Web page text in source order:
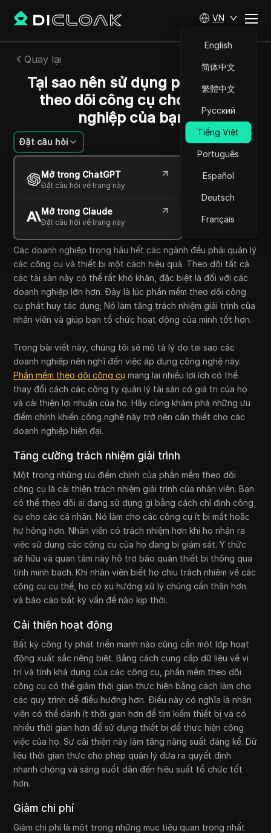
VN
English
简体中文
繁體中文
Русский
Tiếng Việt
Português
Español
Deutsch
Français
Quay lại
Tại sao nên sử dụng phần mềm
theo dõi công cụ cho doanh
nghiệp của bạn?
Đặt câu hỏi
Mở trong ChatGPT
Đặt câu hỏi về trang này
Mở trong Claude
Đặt câu hỏi về trang này
Sandra Anderson
10 Th10 2025 4 Đọc trong giây phút
Copy Link
Các doanh nghiệp trong hầu hết các ngành đều phải quản lý
các công cụ và thiết bị một cách hiệu quả. Theo dõi tất cả
các tài sản này có thể rất khó khăn, đặc biệt là đối với các
doanh nghiệp lớn hơn. Đây là lúc phần mềm theo dõi công
cụ phát huy tác dụng; Nó làm tăng trách nhiệm giải trình của
nhân viên và giúp bạn tổ chức hoạt động của mình tốt hơn.
Trong bài viết này, chúng tôi sẽ mô tả lý do tại sao các
doanh nghiệp nên nghĩ đến việc áp dụng công nghệ này.
Phần mềm theo dõi công cụ mang lại nhiều lợi ích có thể
thay đổi cách các công ty quản lý tài sản có giá trị của họ
và cải thiện lợi nhuận của họ. Hãy cùng khám phá những ưu
điểm chính khiến công nghệ này trở nên cần thiết cho các
doanh nghiệp hiện đại.
Tăng cường trách nhiệm giải trình
Một trong những ưu điểm chính của phần mềm theo dõi
công cụ là cải thiện trách nhiệm giải trình của nhân viên. Bạn
có thể theo dõi ai đang sử dụng gì bằng cách chỉ định công
cụ cho các cá nhân. Nó làm cho các công cụ ít bị mất hoặc
hư hỏng hơn. Nhân viên có trách nhiệm hơn khi họ nhận ra
việc sử dụng các công cụ của họ đang bị giám sát. Ý thức
sở hữu và quan tâm này hỗ trợ bảo quản thiết bị thông qua
tính minh bạch. Khi nhân viên biết họ chịu trách nhiệm về các
công cụ cụ thể, họ có xu hướng xử lý chúng cẩn thận hơn
và báo cáo bất kỳ vấn đề nào kịp thời.
Cải thiện hoạt động
Bất kỳ công ty phát triển mạnh nào cũng cần một lớp hoạt
động xuất sắc riêng biệt. Bằng cách cung cấp dữ liệu về vị
trí và tính khả dụng của các công cụ, phần mềm theo dõi
công cụ có thể giảm thời gian thực hiện bằng cách làm cho
các quy trình dễ điều hướng hơn. Điều này có nghĩa là nhân
viên có thể dành ít thời gian hơn để tìm kiếm thiết bị và có
nhiều thời gian hơn để sử dụng thiết bị để thực hiện công
việc của họ. Sự cải thiện này làm tăng năng suất đáng kể. Dữ
liệu thời gian thực cho phép quản lý đưa ra quyết định
nhanh chóng và sáng suốt dẫn đến hiệu suất tổ chức tốt
hơn.
Giảm chi phí
Giảm chi phí là một trong những mục tiêu quan trọng nhất